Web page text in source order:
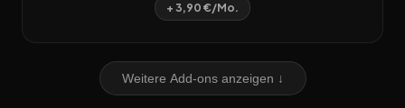
+ 3,90 €/Mo.
Weitere Add-ons anzeigen ↓